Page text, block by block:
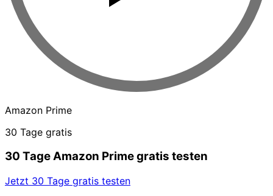
Amazon Prime
30 Tage gratis
30 Tage Amazon Prime gratis testen
Jetzt 30 Tage gratis testen